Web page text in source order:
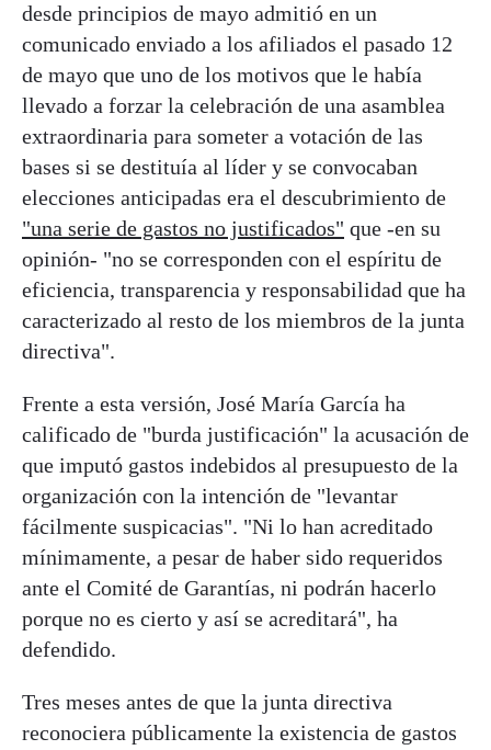
desde principios de mayo admitió en un
comunicado enviado a los afiliados el pasado 12
de mayo que uno de los motivos que le había
llevado a forzar la celebración de una asamblea
extraordinaria para someter a votación de las
bases si se destituía al líder y se convocaban
elecciones anticipadas era el descubrimiento de
"una serie de gastos no justificados" que -en su
opinión- "no se corresponden con el espíritu de
eficiencia, transparencia y responsabilidad que ha
caracterizado al resto de los miembros de la junta
directiva".
Frente a esta versión, José María García ha
calificado de "burda justificación" la acusación de
que imputó gastos indebidos al presupuesto de la
organización con la intención de "levantar
fácilmente suspicacias". "Ni lo han acreditado
mínimamente, a pesar de haber sido requeridos
ante el Comité de Garantías, ni podrán hacerlo
porque no es cierto y así se acreditará", ha
defendido.
Tres meses antes de que la junta directiva
reconociera públicamente la existencia de gastos